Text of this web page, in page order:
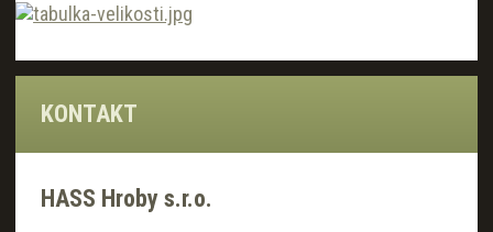
KONTAKT
HASS Hroby s.r.o.